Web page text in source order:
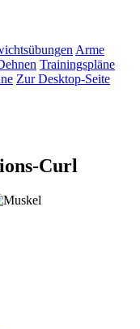
Arme
Trainingspläne
Zur Desktop-Seite
Curl